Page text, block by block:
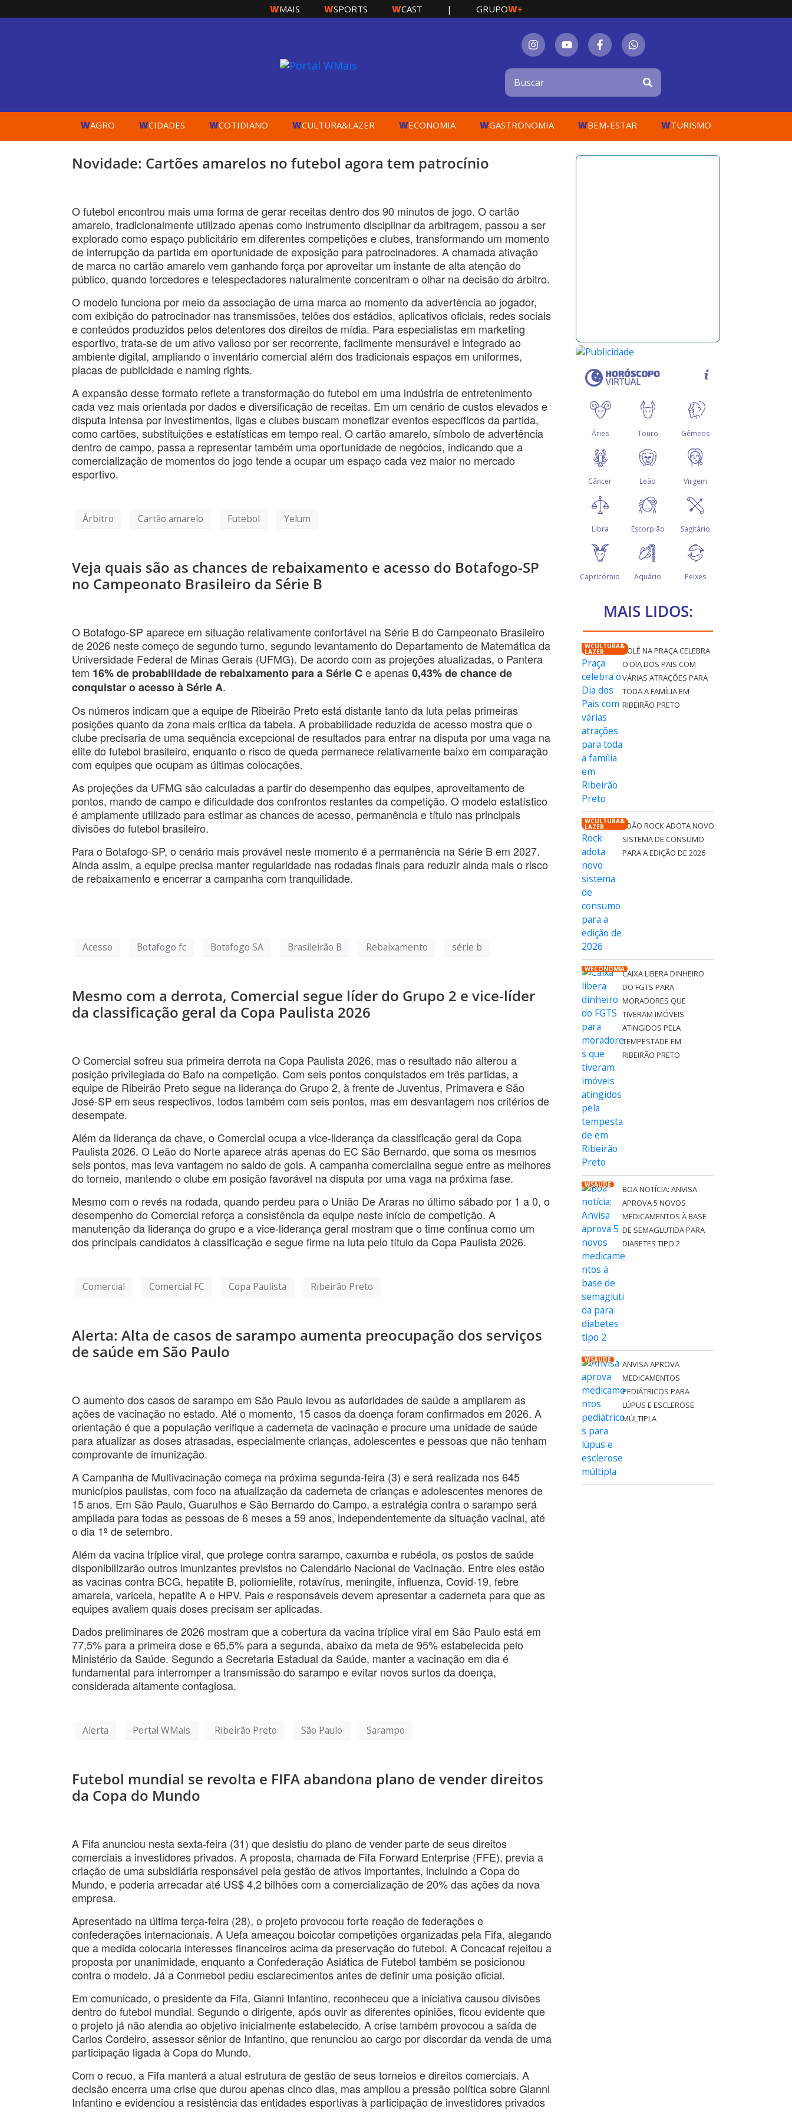
WMAIS WSPORTS WCAST | GRUPOW+
WAGRO WCIDADES WCOTIDIANO WCULTURA&LAZER WECONOMIA WGASTRONOMIA WBEM-ESTAR WTURISMO
Novidade: Cartões amarelos no futebol agora tem patrocínio
O futebol encontrou mais uma forma de gerar receitas dentro dos 90 minutos de jogo. O cartão
amarelo, tradicionalmente utilizado apenas como instrumento disciplinar da arbitragem, passou a ser
explorado como espaço publicitário em diferentes competições e clubes, transformando um momento
de interrupção da partida em oportunidade de exposição para patrocinadores. A chamada ativação
de marca no cartão amarelo vem ganhando força por aproveitar um instante de alta atenção do
público, quando torcedores e telespectadores naturalmente concentram o olhar na decisão do árbitro.
O modelo funciona por meio da associação de uma marca ao momento da advertência ao jogador,
com exibição do patrocinador nas transmissões, telões dos estádios, aplicativos oficiais, redes sociais
e conteúdos produzidos pelos detentores dos direitos de mídia. Para especialistas em marketing
esportivo, trata-se de um ativo valioso por ser recorrente, facilmente mensurável e integrado ao
ambiente digital, ampliando o inventário comercial além dos tradicionais espaços em uniformes,
placas de publicidade e naming rights.
A expansão desse formato reflete a transformação do futebol em uma indústria de entretenimento
cada vez mais orientada por dados e diversificação de receitas. Em um cenário de custos elevados e
disputa intensa por investimentos, ligas e clubes buscam monetizar eventos específicos da partida,
como cartões, substituições e estatísticas em tempo real. O cartão amarelo, símbolo de advertência
dentro de campo, passa a representar também uma oportunidade de negócios, indicando que a
comercialização de momentos do jogo tende a ocupar um espaço cada vez maior no mercado
esportivo.
Árbitro Cartão amarelo Futebol Yelum
Veja quais são as chances de rebaixamento e acesso do Botafogo-SP
no Campeonato Brasileiro da Série B
O Botafogo-SP aparece em situação relativamente confortável na Série B do Campeonato Brasileiro
de 2026 neste começo de segundo turno, segundo levantamento do Departamento de Matemática da
Universidade Federal de Minas Gerais (UFMG). De acordo com as projeções atualizadas, o Pantera
tem 16% de probabilidade de rebaixamento para a Série Ce apenas0,43% de chance de
conquistar o acesso à Série A.
Os números indicam que a equipe de Ribeirão Preto está distante tanto da luta pelas primeiras
posições quanto da zona mais crítica da tabela. A probabilidade reduzida de acesso mostra que o
clube precisaria de uma sequência excepcional de resultados para entrar na disputa por uma vaga na
elite do futebol brasileiro, enquanto o risco de queda permanece relativamente baixo em comparação
com equipes que ocupam as últimas colocações.
As projeções da UFMG são calculadas a partir do desempenho das equipes, aproveitamento de
pontos, mando de campo e dificuldade dos confrontos restantes da competição. O modelo estatístico
é amplamente utilizado para estimar as chances de acesso, permanência e título nas principais
divisões do futebol brasileiro.
Para o Botafogo-SP, o cenário mais provável neste momento é a permanência na Série B em 2027.
Ainda assim, a equipe precisa manter regularidade nas rodadas finais para reduzir ainda mais o risco
de rebaixamento e encerrar a campanha com tranquilidade.
Acesso Botafogo fc Botafogo SA Brasileirão B Rebaixamento série b
Mesmo com a derrota, Comercial segue líder do Grupo 2 e vice-líder
da classificação geral da Copa Paulista 2026
O Comercial sofreu sua primeira derrota na Copa Paulista 2026, mas o resultado não alterou a
posição privilegiada do Bafo na competição. Com seis pontos conquistados em três partidas, a
equipe de Ribeirão Preto segue na liderança do Grupo 2, à frente de Juventus, Primavera e São
José-SP em seus respectivos, todos também com seis pontos, mas em desvantagem nos critérios de
desempate.
Além da liderança da chave, o Comercial ocupa a vice-liderança da classificação geral da Copa
Paulista 2026. O Leão do Norte aparece atrás apenas do EC São Bernardo, que soma os mesmos
seis pontos, mas leva vantagem no saldo de gols. A campanha comercialina segue entre as melhores
do torneio, mantendo o clube em posição favorável na disputa por uma vaga na próxima fase.
Mesmo com o revés na rodada, quando perdeu para o União De Araras no último sábado por 1 a 0, o
desempenho do Comercial reforça a consistência da equipe neste início de competição. A
manutenção da liderança do grupo e a vice-liderança geral mostram que o time continua como um
dos principais candidatos à classificação e segue firme na luta pelo título da Copa Paulista 2026.
Comercial Comercial FC Copa Paulista Ribeirão Preto
Alerta: Alta de casos de sarampo aumenta preocupação dos serviços
de saúde em São Paulo
O aumento dos casos de sarampo em São Paulo levou as autoridades de saúde a ampliarem as
ações de vacinação no estado. Até o momento, 15 casos da doença foram confirmados em 2026. A
orientação é que a população verifique a caderneta de vacinação e procure uma unidade de saúde
para atualizar as doses atrasadas, especialmente crianças, adolescentes e pessoas que não tenham
comprovante de imunização.
A Campanha de Multivacinação começa na próxima segunda-feira (3) e será realizada nos 645
municípios paulistas, com foco na atualização da caderneta de crianças e adolescentes menores de
15 anos. Em São Paulo, Guarulhos e São Bernardo do Campo, a estratégia contra o sarampo será
ampliada para todas as pessoas de 6 meses a 59 anos, independentemente da situação vacinal, até
o dia 1º de setembro.
Além da vacina tríplice viral, que protege contra sarampo, caxumba e rubéola, os postos de saúde
disponibilizarão outros imunizantes previstos no Calendário Nacional de Vacinação. Entre eles estão
as vacinas contra BCG, hepatite B, poliomielite, rotavírus, meningite, influenza, Covid-19, febre
amarela, varicela, hepatite A e HPV. Pais e responsáveis devem apresentar a caderneta para que as
equipes avaliem quais doses precisam ser aplicadas.
Dados preliminares de 2026 mostram que a cobertura da vacina tríplice viral em São Paulo está em
77,5% para a primeira dose e 65,5% para a segunda, abaixo da meta de 95% estabelecida pelo
Ministério da Saúde. Segundo a Secretaria Estadual da Saúde, manter a vacinação em dia é
fundamental para interromper a transmissão do sarampo e evitar novos surtos da doença,
considerada altamente contagiosa.
Alerta Portal WMais Ribeirão Preto São Paulo Sarampo
Futebol mundial se revolta e FIFA abandona plano de vender direitos
da Copa do Mundo
A Fifa anunciou nesta sexta-feira (31) que desistiu do plano de vender parte de seus direitos
comerciais a investidores privados. A proposta, chamada de Fifa Forward Enterprise (FFE), previa a
criação de uma subsidiária responsável pela gestão de ativos importantes, incluindo a Copa do
Mundo, e poderia arrecadar até US$ 4,2 bilhões com a comercialização de 20% das ações da nova
empresa.
Apresentado na última terça-feira (28), o projeto provocou forte reação de federações e
confederações internacionais. A Uefa ameaçou boicotar competições organizadas pela Fifa, alegando
que a medida colocaria interesses financeiros acima da preservação do futebol. A Concacaf rejeitou a
proposta por unanimidade, enquanto a Confederação Asiática de Futebol também se posicionou
contra o modelo. Já a Conmebol pediu esclarecimentos antes de definir uma posição oficial.
Em comunicado, o presidente da Fifa, Gianni Infantino, reconheceu que a iniciativa causou divisões
dentro do futebol mundial. Segundo o dirigente, após ouvir as diferentes opiniões, ficou evidente que
o projeto já não atendia ao objetivo inicialmente estabelecido. A crise também provocou a saída de
Carlos Cordeiro, assessor sênior de Infantino, que renunciou ao cargo por discordar da venda de uma
participação ligada à Copa do Mundo.
Com o recuo, a Fifa manterá a atual estrutura de gestão de seus torneios e direitos comerciais. A
decisão encerra uma crise que durou apenas cinco dias, mas ampliou a pressão política sobre Gianni
Infantino e evidenciou a resistência das entidades esportivas à participação de investidores privados
MAIS LIDOS:
WCULTURA&
LAZER
ROLÊ NA PRAÇA CELEBRA
O DIA DOS PAIS COM
VÁRIAS ATRAÇÕES PARA
TODA A FAMÍLIA EM
RIBEIRÃO PRETO
WCULTURA&
LAZER
JOÃO ROCK ADOTA NOVO
SISTEMA DE CONSUMO
PARA A EDIÇÃO DE 2026
WECONOMIACAIXA LIBERA DINHEIRO
DO FGTS PARA
MORADORES QUE
TIVERAM IMÓVEIS
ATINGIDOS PELA
TEMPESTADE EM
RIBEIRÃO PRETO
WSAÚDE
BOA NOTÍCIA: ANVISA
APROVA 5 NOVOS
MEDICAMENTOS À BASE
DE SEMAGLUTIDA PARA
DIABETES TIPO 2
WSAÚDE
ANVISA APROVA
MEDICAMENTOS
PEDIÁTRICOS PARA
LÚPUS E ESCLEROSE
MÚLTIPLA